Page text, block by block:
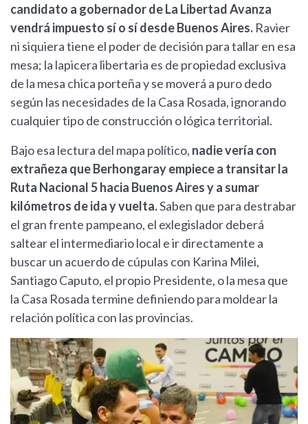
candidato a gobernador de La Libertad Avanza
vendrá impuesto sí o sí desde Buenos Aires. Ravier
ni siquiera tiene el poder de decisión para tallar en esa
mesa; la lapicera libertaria es de propiedad exclusiva
de la mesa chica porteña y se moverá a puro dedo
según las necesidades de la Casa Rosada, ignorando
cualquier tipo de construcción o lógica territorial.
Bajo esa lectura del mapa político, nadie vería con
extrañeza que Berhongaray empiece a transitar la
Ruta Nacional 5 hacia Buenos Aires y a sumar
kilómetros de ida y vuelta.Saben que para destrabar
el gran frente pampeano, el exlegislador deberá
saltear el intermediario local e ir directamente a
buscar un acuerdo de cúpulas con Karina Milei,
Santiago Caputo, el propio Presidente, o la mesa que
la Casa Rosada termine definiendo para moldear la
relación política con las provincias.